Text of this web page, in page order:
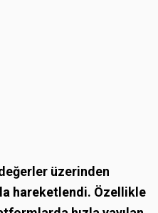
üzerinden
hareketlendi. Özellikle